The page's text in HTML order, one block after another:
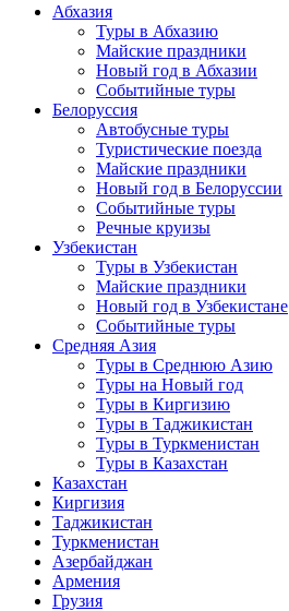
Абхазия
Туры в Абхазию
Майские праздники
Новый год в Абхазии
Событийные туры
Белоруссия
Автобусные туры
Туристические поезда
Майские праздники
Новый год в Белоруссии
Событийные туры
Речные круизы
Узбекистан
Туры в Узбекистан
Майские праздники
Новый год в Узбекистане
Событийные туры
Средняя Азия
Туры в Среднюю Азию
Туры на Новый год
Туры в Киргизию
Туры в Таджикистан
Туры в Туркменистан
Туры в Казахстан
Казахстан
Киргизия
Таджикистан
Туркменистан
Азербайджан
Армения
Грузия